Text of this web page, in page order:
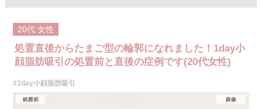
20代 女性
処置直後からたまご型の輪郭になれました！1day小
顔脂肪吸引の処置前と直後の症例です(20代女性)
#1day小顔脂肪吸引